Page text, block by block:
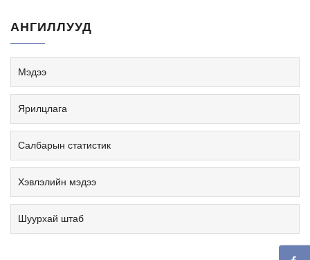
АНГИЛЛУУД
Мэдээ
Ярилцлага
Салбарын статистик
Хэвлэлийн мэдээ
Шуурхай штаб